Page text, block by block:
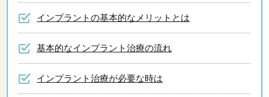
インプラントの基本的なメリットとは
基本的なインプラント治療の流れ
インプラント治療が必要な時は